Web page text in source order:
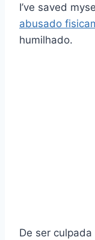
I’ve saved
abusado
humilhado.
De ser